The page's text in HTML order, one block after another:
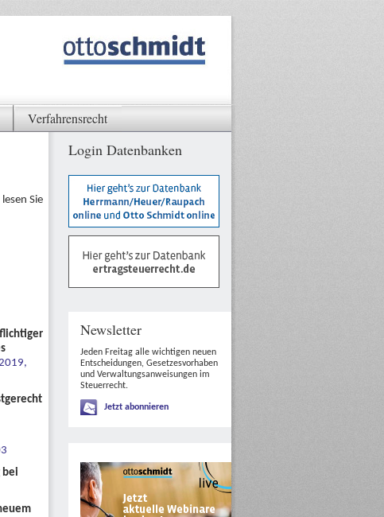
Verfahrensrecht
lesen Sie
bei
Login Datenbanken
Newsletter
Jeden Freitag alle wichtigen neuen
Entscheidungen, Gesetzesvorhaben
und Verwaltungsanweisungen im
Steuerrecht.
Jetzt abonnieren